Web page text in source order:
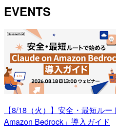
EVENTS
【8/18（火）】安全・最短ル
Amazon Bedrock」導入ガイド